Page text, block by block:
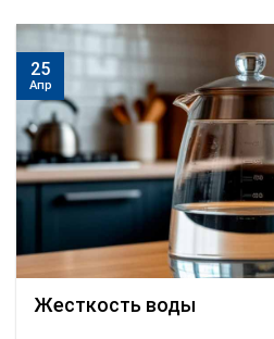
Жесткость воды
25
Апр